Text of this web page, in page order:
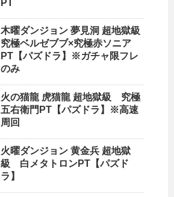
PT
木曜ダンジョン 夢見洞 超地獄級
究極ベルゼブブ×究極赤ソニア
PT【パズドラ】※ガチャ限フレ
のみ
火の猫龍 虎猫龍 超地獄級 究極
五右衛門PT【パズドラ】※高速
周回
火曜ダンジョン 黄金兵 超地獄
級 白メタトロンPT【パズド
ラ】